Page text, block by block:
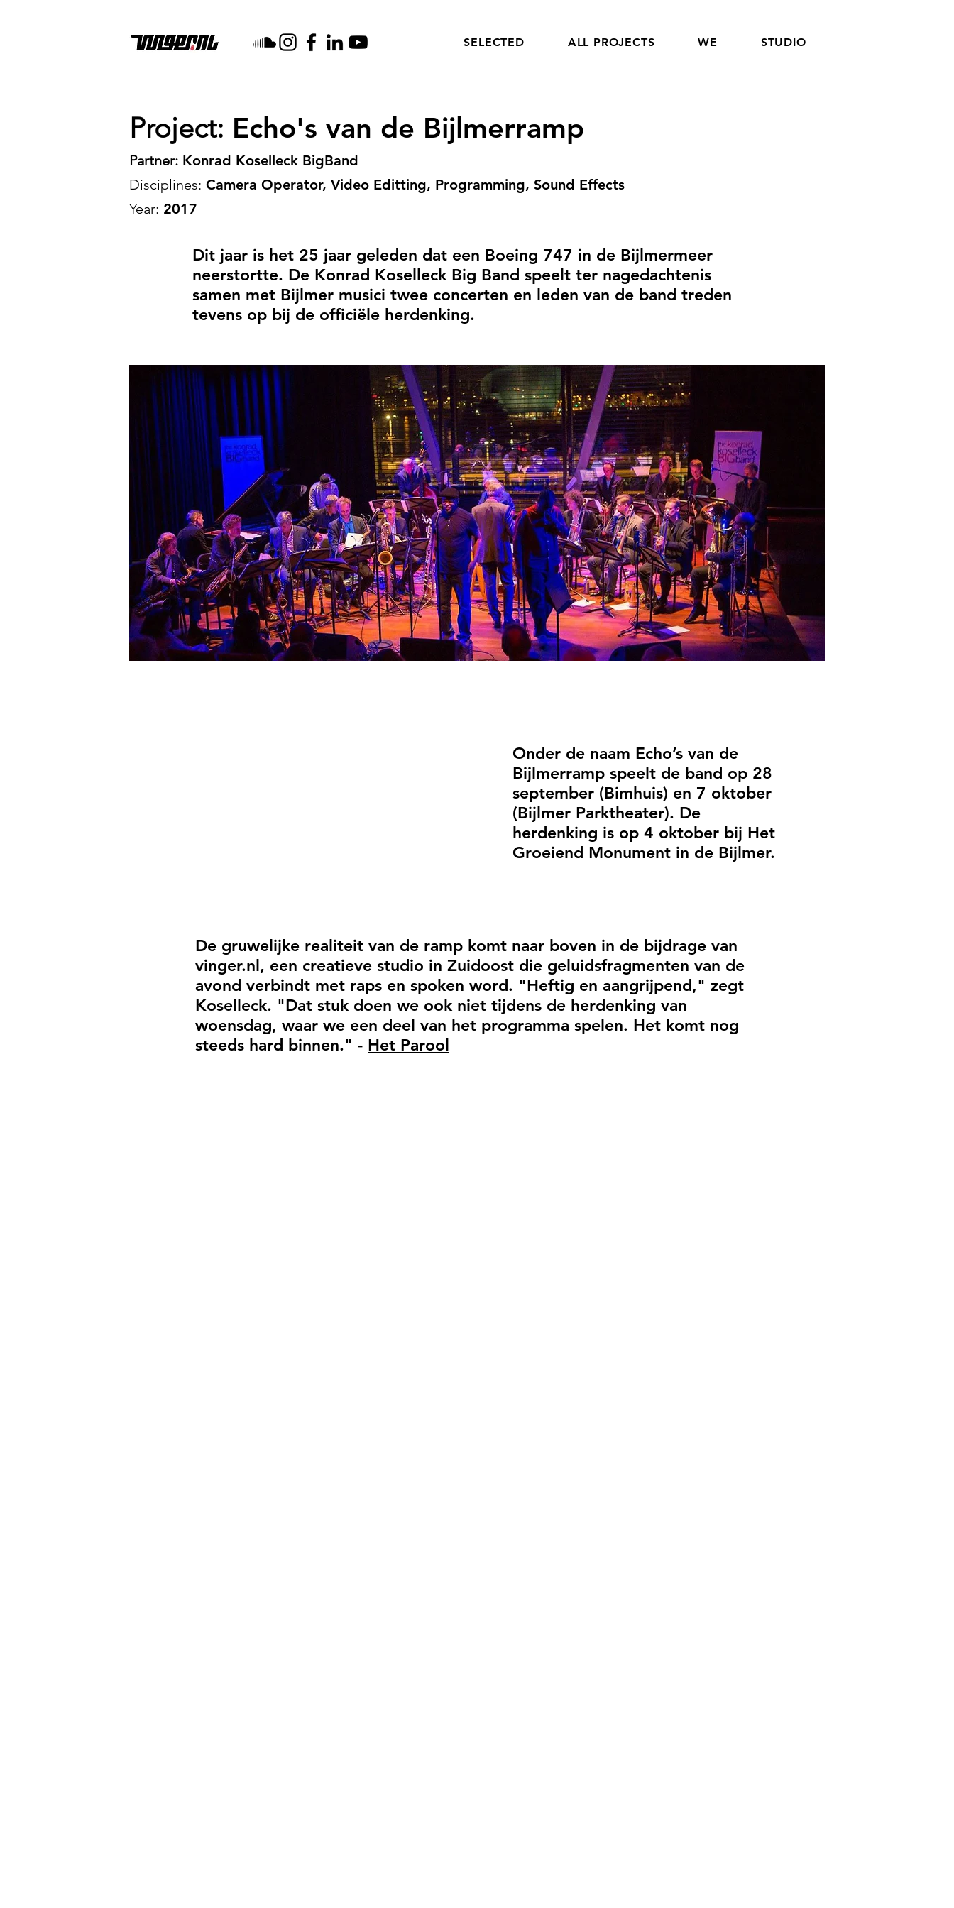
SELECTED ALL PROJECTS WE STUDIO
Project: Echo's van de Bijlmerramp
Partner: Konrad Koselleck BigBand
Disciplines: Camera Operator, Video Editting, Programming, Sound Effects
Year: 2017
Dit jaar is het 25 jaar geleden dat een Boeing 747 in de Bijlmermeer
neerstortte. De Konrad Koselleck Big Band speelt ter nagedachtenis
samen met Bijlmer musici twee concerten en leden van de band treden
tevens op bij de officiële herdenking.
Onder de naam Echo’s van de
Bijlmerramp speelt de band op 28
september (Bimhuis) en 7 oktober
(Bijlmer Parktheater). De
herdenking is op 4 oktober bij Het
Groeiend Monument in de Bijlmer.
De gruwelijke realiteit van de ramp komt naar boven in de bijdrage van
vinger.nl, een creatieve studio in Zuidoost die geluidsfragmenten van de
avond verbindt met raps en spoken word. "Heftig en aangrijpend," zegt
Koselleck. "Dat stuk doen we ook niet tijdens de herdenking van
woensdag, waar we een deel van het programma spelen. Het komt nog
steeds hard binnen." - Het Parool